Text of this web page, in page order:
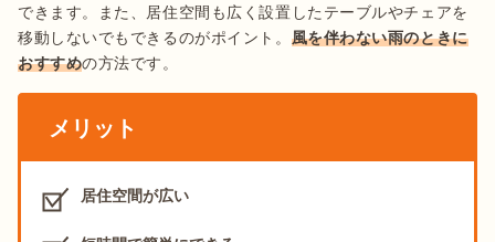
できます。また、居住空間も広く設置したテーブルやチェアを
移動しないでもできるのがポイント。 風を伴わない雨のときに
おすすめの方法です。
メリット
居住空間が広い